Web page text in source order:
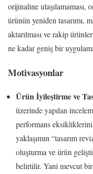
orijinaline ulaşılamaması,
ürünün yeniden tasarımı,
aktarılması ve rakip
ne kadar geniş bir
Motivasyonlar
Ürün İyileştirme ve
üzerinde yapılan
performans eksikliklerini
yaklaşımın “tasarım
oluşturma ve ürün
belirtilir. Yani mevcut